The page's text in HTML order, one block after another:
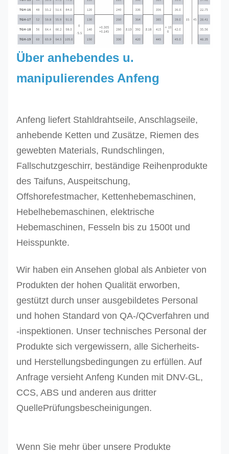
Über anhebendes u.
manipulierendes Anfeng
Anfeng liefert Stahldrahtseile, Anschlagseile,
anhebende Ketten und Zusätze, Riemen des
gewebten Materials, Rundschlingen,
Fallschutzgeschirr, beständige Reihenprodukte
des Taifuns, Auspeitschung,
Offshorefestmacher, Kettenhebemaschinen,
Hebelhebemaschinen, elektrische
Hebemaschinen, Fesseln bis zu 1500t und
Heisspunkte.
Wir haben ein Ansehen global als Anbieter von
Produkten der hohen Qualität erworben,
gestützt durch unser ausgebildetes Personal
und hohen Standard von QA-/QCverfahren und
-inspektionen. Unser technisches Personal der
Produkte sich vergewissern, alle Sicherheits-
und Herstellungsbedingungen zu erfüllen. Auf
Anfrage versieht Anfeng Kunden mit DNV-GL,
CCS, ABS und anderen aus dritter
QuellePrüfungsbescheinigungen.
Wenn Sie mehr über unsere Produkte